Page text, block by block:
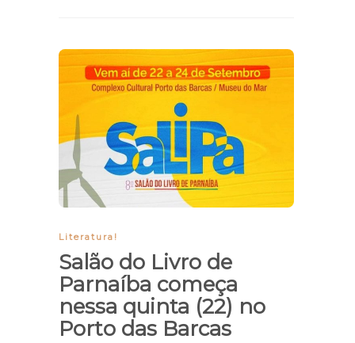
Literatura!
Salão do Livro de
Parnaíba começa
nessa quinta (22) no
Porto das Barcas